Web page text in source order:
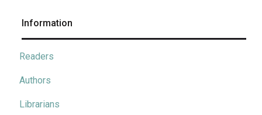
Information
Readers
Authors
Librarians